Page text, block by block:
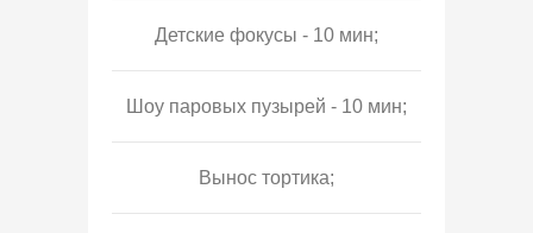
Детские фокусы - 10 мин;
Шоу паровых пузырей - 10 мин;
Вынос тортика;